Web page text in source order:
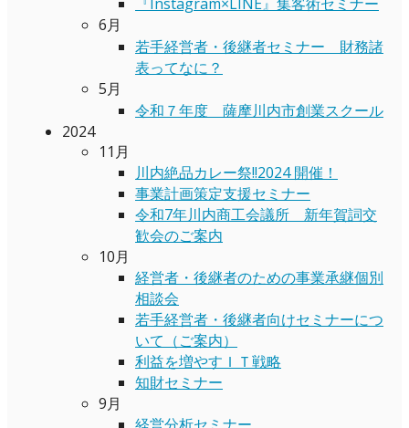
6月
若手経営者・後継者セミナー 財務諸
表ってなに？
5月
令和７年度 薩摩川内市創業スクール
2024
11月
川内絶品カレー祭!!2024 開催！
事業計画策定支援セミナー
令和7年川内商工会議所 新年賀詞交
歓会のご案内
10月
経営者・後継者のための事業承継個別
相談会
若手経営者・後継者向けセミナーにつ
いて（ご案内）
利益を増やすＩＴ戦略
知財セミナー
9月